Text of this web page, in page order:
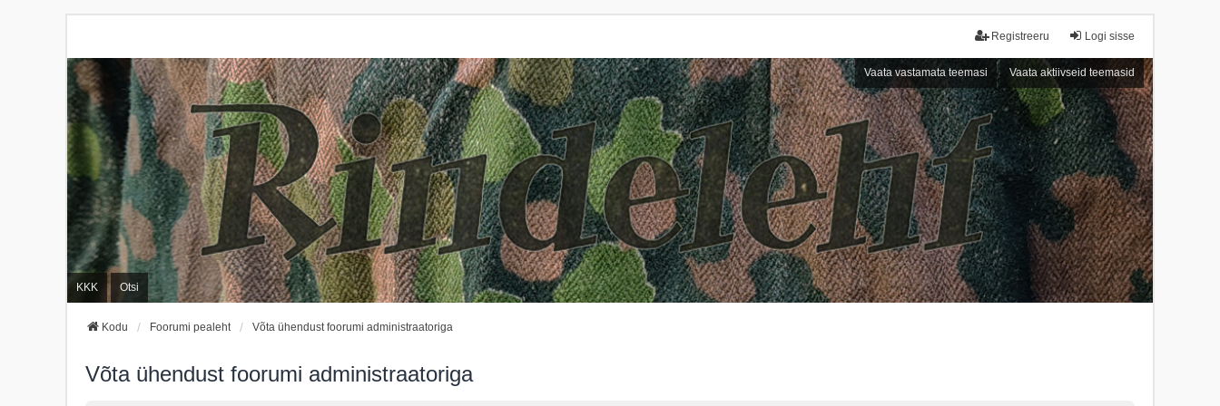
Logi sisse
Registreeru
Vaata vastamata teemasi Vaata aktiivseid teemasid
KKK Otsi
Kodu Foorumi pealeht Võta ühendust foorumi administraatoriga
Võta ühendust foorumi administraatoriga